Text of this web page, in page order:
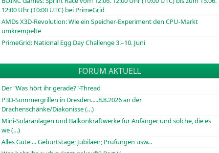
12:00 Uhr (10:00 UTC) bei PrimeGrid
AMDs X3D-Revolution: Wie ein Speicher-Experiment den CPU-Markt
umkrempelte
PrimeGrid: National Egg Day Challenge 3.–10. Juni
FORUM AKTUELL
Der "Was hört ihr gerade?"-Thread
P3D-Sommergrillen in Dresden.....8.8.2026 an der
Drachenschänke/Diakonisse (…)
Mini-Solaranlagen und Balkonkraftwerke für Anfänger und solche, die es
we (…)
Alles Gute ... Geburtstage; Jubiläen; Prüfungen usw...